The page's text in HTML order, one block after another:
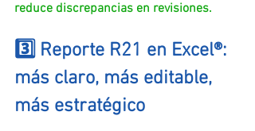
reduce discrepancias en revisiones.
3️⃣ Reporte R21 en Excel®:
más claro, más editable,
más estratégico